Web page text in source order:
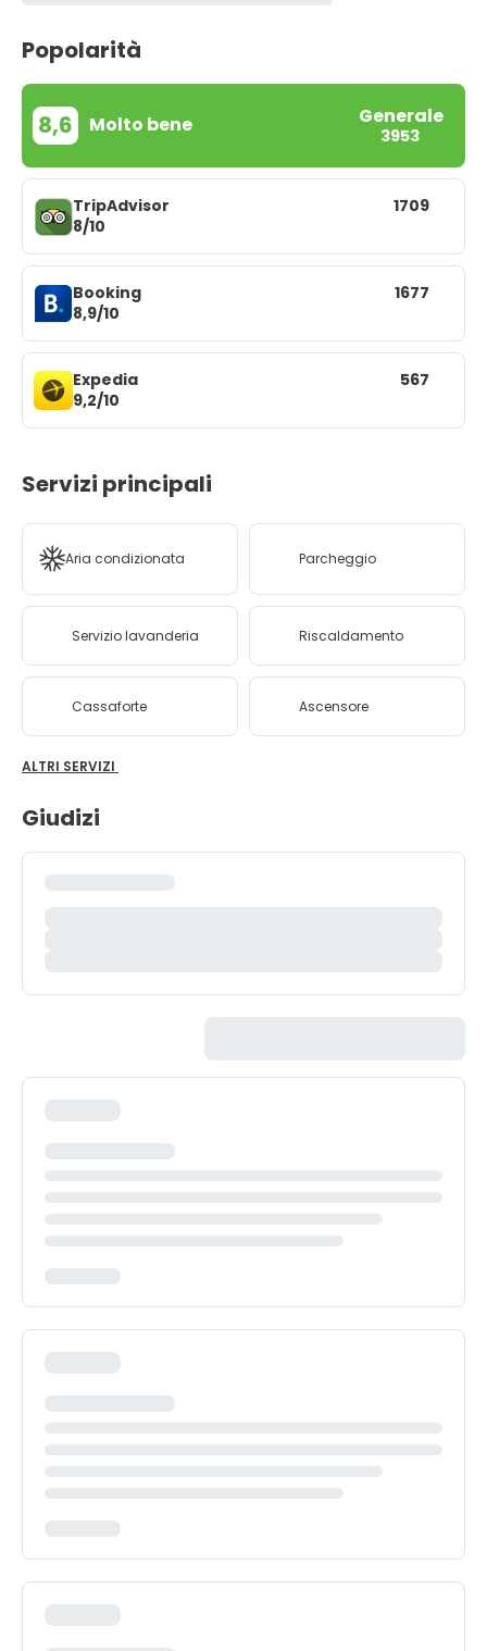
Popolarità
8,6 Molto bene Generale
3953
TripAdvisor
8/10
1709
Booking
8,9/10
1677
Expedia
9,2/10
567
Servizi principali
Aria condizionata Parcheggio
Servizio lavanderia Riscaldamento
Cassaforte Ascensore
ALTRI SERVIZI
Giudizi